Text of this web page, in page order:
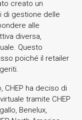
creato un
di gestione delle
alle
diversa,
Questo
poiché il retailer
CHEP ha deciso di
tramite CHEP
Benelux,